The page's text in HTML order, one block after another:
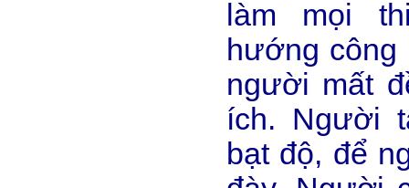
làm mọi
hướng
người mất
ích. Người
bạt độ, để